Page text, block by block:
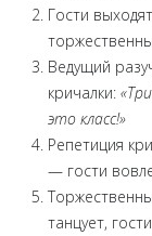
Гости
Ведущий
кричалки:
это класс!»
Репетиция
— гости
танцует,